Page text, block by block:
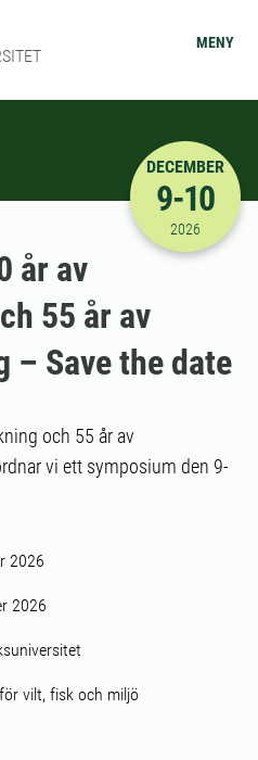
MENY
2026-12-
DECEMBER
9-10
2026
år av
55 år av
– Save the date
och 55 år av
vi ett symposium den 9-
2026
2026
vilt, fisk och miljö